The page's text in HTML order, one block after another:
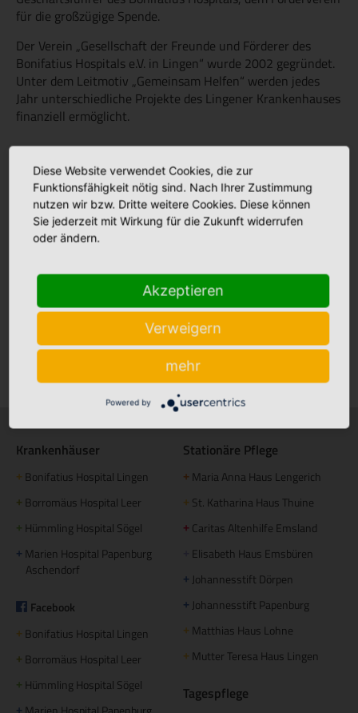
für die großzügige Spende.
Der Verein „Gesellschaft der Freunde und Förderer des
Bonifatius Hospitals e.V. in Lingen“ wurde 2002 gegründet.
Unter dem Leitmotiv „Gemeinsam Helfen“ werden jedes
Jahr unterschiedliche Projekte des Lingener Krankenhauses
finanziell ermöglicht.
Aktuelles
Stellenmarkt
Babyalbum
Krankenhäuser
+ Bonifatius Hospital Lingen
+ Borromäus Hospital Leer
+ Hümmling Hospital Sögel
+ Marien Hospital Papenburg
Aschendorf
Facebook
+ Bonifatius Hospital Lingen
+ Borromäus Hospital Leer
+ Hümmling Hospital Sögel
Stationäre Pflege
+ Maria Anna Haus Lengerich
+ St. Katharina Haus Thuine
+ Caritas Altenhilfe Emsland
Elisabeth Haus Emsbüren
+ Johannesstift Dörpen
+ Johannesstift Papenburg
+ Matthias Haus Lohne
+ Mutter Teresa Haus Lingen
Tagespflege
Diese Website verwendet Cookies, die zur
Funktionsfähigkeit nötig sind. Nach Ihrer Zustimmung
nutzen wir bzw. Dritte weitere Cookies. Diese können
Sie jederzeit mit Wirkung für die Zukunft widerrufen
oder ändern.
Akzeptieren
Verweigern
mehr
Powered by